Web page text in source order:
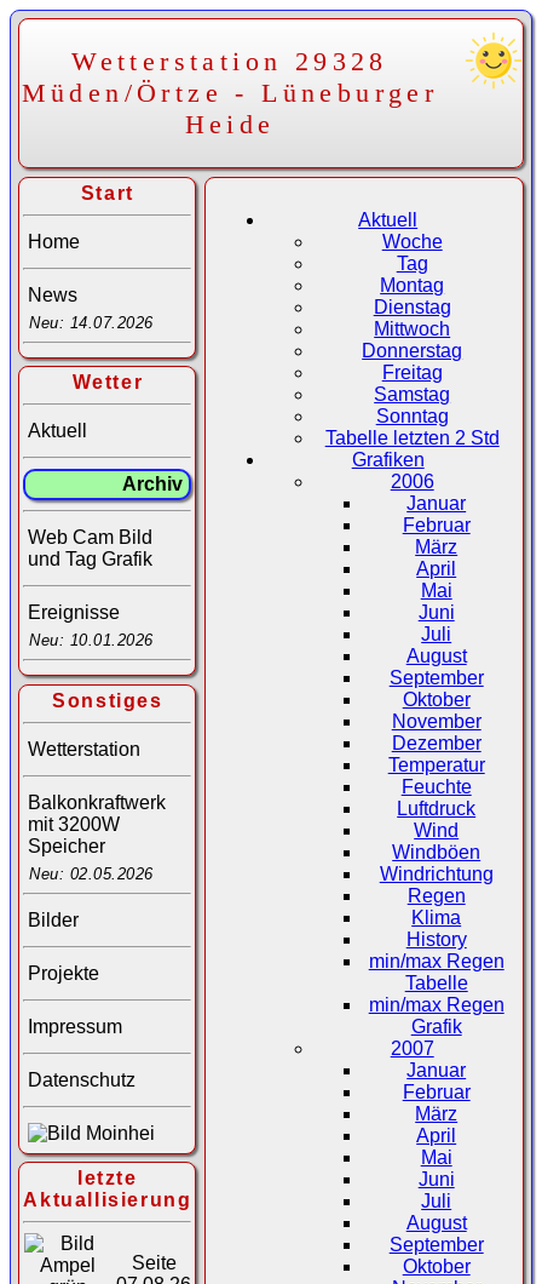
Wetterstation 29328
Müden/Örtze - Lüneburger
Heide
Start
Home
News
Neu: 14.07.2026
Wetter
Aktuell
Archiv
Web Cam Bild
und Tag Grafik
Ereignisse
Neu: 10.01.2026
Sonstiges
Wetterstation
Balkonkraftwerk
mit 3200W
Speicher
Neu: 02.05.2026
Bilder
Projekte
Impressum
Datenschutz
letzte
Aktuallisierung
Seite
Aktuell
Woche
Tag
Montag
Dienstag
Mittwoch
Donnerstag
Freitag
Samstag
Sonntag
Tabelle letzten 2 Std
Grafiken
2006
Januar
Februar
März
April
Mai
Juni
Juli
August
September
Oktober
November
Dezember
Temperatur
Feuchte
Luftdruck
Wind
Windböen
Windrichtung
Regen
Klima
History
min/max Regen
Tabelle
min/max Regen
Grafik
2007
Januar
Februar
März
April
Mai
Juni
Juli
August
September
Oktober